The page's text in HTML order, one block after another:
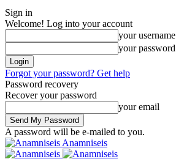
Sign in
Welcome! Log into your account
your username
your password
Forgot your password? Get help
Password recovery
Recover your password
your email
A password will be e-mailed to you.
Anamniseis